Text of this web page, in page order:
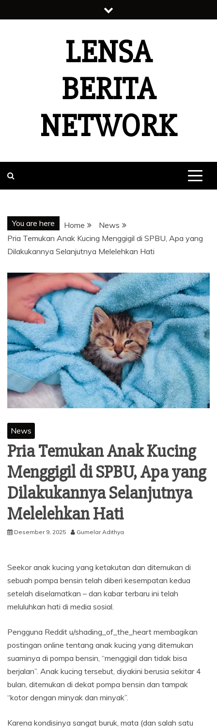
to
LENSA
BERITA
NETWORK
You are here Home
News
Pria Temukan Anak Kucing Menggigil di SPBU, Apa yang
Dilakukannya Selanjutnya Melelehkan Hati
News
Pria Temukan Anak Kucing
Menggigil di SPBU, Apa yang
Dilakukannya Selanjutnya
Melelehkan Hati
Desember 9, 2025 Gumelar Adithya
Seekor anak kucing yang ketakutan dan ditemukan di
sebuah pompa bensin telah diberi kesempatan kedua
setelah diselamatkan – dan kabar terbaru ini telah
meluluhkan hati di media sosial.
Pengguna Reddit u/shading_of_the_heart membagikan
postingan online tentang anak kucing yang ditemukan
suaminya di pompa bensin, “menggigil dan tidak bisa
berjalan”. Anak kucing tersebut, diyakini berusia sekitar 4
bulan, ditemukan di dekat pompa bensin dan tampak
“kotor dengan minyak dan minyak”.
Karena kondisinya sangat buruk, mata (dan salah satu